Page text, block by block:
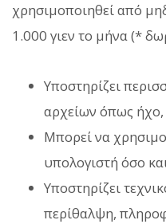
χρησιμοποιηθεί από
1.000 γιεν το μήνα (*
Υποστηρίζει
αρχείων όπως ήχο,
Μπορεί να
υπολογιστή όσο
Υποστηρίζει
περίθαλψη,